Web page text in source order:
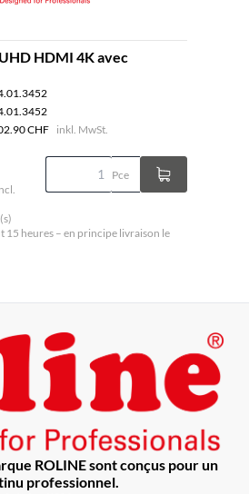
HDMI 4K avec
CHF inkl. MwSt.
Pce
15 heures – en principe livraison le
ROLINE sont conçus pour un
professionnel.